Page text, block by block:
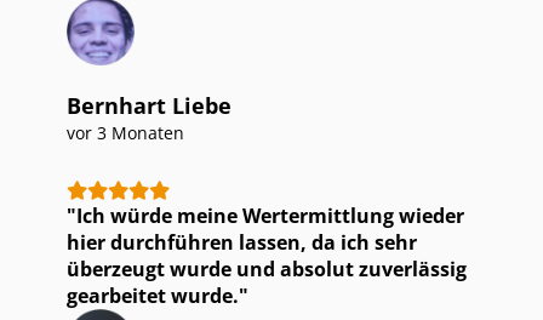
Bernhart Liebe
vor 3 Monaten
Ich würde meine Wertermittlung wieder
hier durchführen lassen, da ich sehr
überzeugt wurde und absolut zuverlässig
gearbeitet wurde.